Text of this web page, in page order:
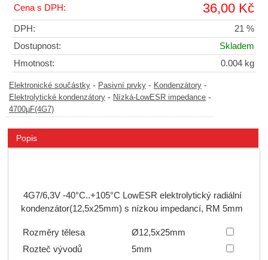
Cena s DPH: 36,00 Kč
DPH:
21 %
Dostupnost:
Skladem
Hmotnost:
0.004 kg
Elektronické součástky - Pasivní prvky - Kondenzátory -
Elektrolytické kondenzátory - Nízká-LowESR impedance -
4700µF(4G7)
Popis
4G7/6,3V -40°C..+105°C LowESR elektrolytický radiální
kondenzátor(12,5x25mm) s nízkou impedancí, RM 5mm
Rozměry tělesa
Ø12,5x25mm
Rozteč vývodů
5mm